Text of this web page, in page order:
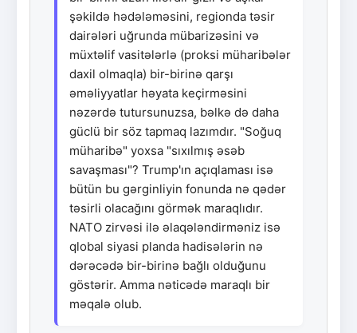
şəkildə hədələməsini, regionda təsir
dairələri uğrunda mübarizəsini və
müxtəlif vasitələrlə (proksi müharibələr
daxil olmaqla) bir-birinə qarşı
əməliyyatlar həyata keçirməsini
nəzərdə tutursunuzsa, bəlkə də daha
güclü bir söz tapmaq lazımdır. "Soğuq
müharibə" yoxsa "sıxılmış əsəb
savaşması"? Trump'ın açıqlaması isə
bütün bu gərginliyin fonunda nə qədər
təsirli olacağını görmək maraqlıdır.
NATO zirvəsi ilə əlaqələndirməniz isə
qlobal siyasi planda hadisələrin nə
dərəcədə bir-birinə bağlı olduğunu
göstərir. Amma nəticədə maraqlı bir
məqalə olub.